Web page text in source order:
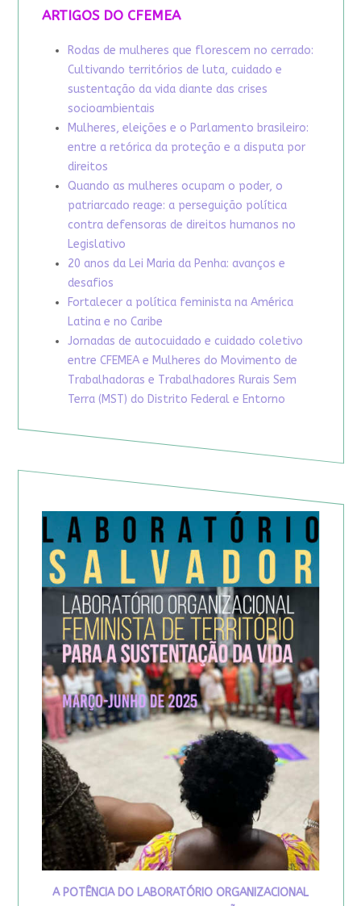
ARTIGOS DO CFEMEA
Rodas de mulheres que florescem no cerrado:
Cultivando territórios de luta, cuidado e
sustentação da vida diante das crises
socioambientais
Mulheres, eleições e o Parlamento brasileiro:
entre a retórica da proteção e a disputa por
direitos
Quando as mulheres ocupam o poder, o
patriarcado reage: a perseguição política
contra defensoras de direitos humanos no
Legislativo
20 anos da Lei Maria da Penha: avanços e
desafios
Fortalecer a política feminista na América
Latina e no Caribe
Jornadas de autocuidado e cuidado coletivo
entre CFEMEA e Mulheres do Movimento de
Trabalhadoras e Trabalhadores Rurais Sem
Terra (MST) do Distrito Federal e Entorno
A POTÊNCIA DO LABORATÓRIO ORGANIZACIONAL